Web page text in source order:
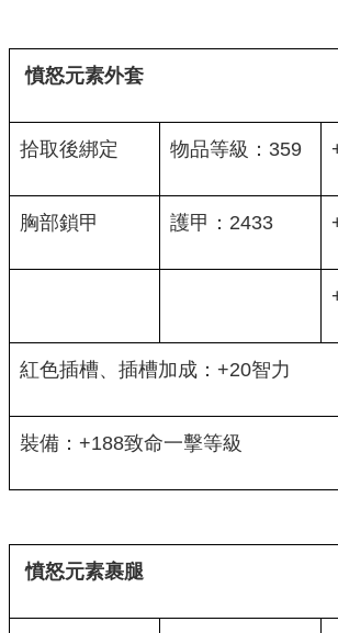
憤怒元素外套
拾取後綁定 物品等級：359
胸部鎖甲 護甲：2433
紅色插槽、插槽加成：+20智力
裝備：+188致命一擊等級
憤怒元素裹腿